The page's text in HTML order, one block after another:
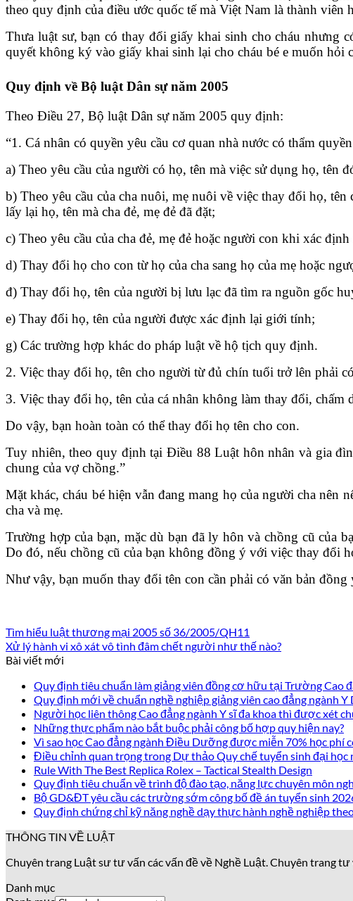
theo quy định của điều ước quốc tế mà Việt Nam là thành viên
Thưa luật sư, bạn có thay đổi giấy khai sinh cho cháu nhưng
quyết không ký vào giấy khai sinh lại cho cháu bé e muốn hỏi
Quy định về Bộ luật Dân sự năm 2005
Theo Điều 27, Bộ luật Dân sự năm 2005 quy định:
“1. Cá nhân có quyền yêu cầu cơ quan nhà nước có thẩm
a) Theo yêu cầu của người có họ, tên mà việc sử dụng họ,
b) Theo yêu cầu của cha nuôi, mẹ nuôi về việc thay đổi họ,
lấy lại họ, tên mà cha đẻ, mẹ đẻ đã đặt;
c) Theo yêu cầu của cha đẻ, mẹ đẻ hoặc người con khi xác định
d) Thay đổi họ cho con từ họ của cha sang họ của mẹ hoặc
đ) Thay đổi họ, tên của người bị lưu lạc đã tìm ra nguồn gốc
e) Thay đổi họ, tên của người được xác định lại giới tính;
g) Các trường hợp khác do pháp luật về hộ tịch quy định.
2. Việc thay đổi họ, tên cho người từ đủ chín tuổi trở lên phải
3. Việc thay đổi họ, tên của cá nhân không làm thay đổi,
Do vậy, bạn hoàn toàn có thể thay đổi họ tên cho con.
Tuy nhiên, theo quy định tại Điều 88 Luật hôn nhân và gia
chung của vợ chồng.”
Mặt khác, cháu bé hiện vẫn đang mang họ của người cha nên
cha và mẹ.
Trường hợp của bạn, mặc dù bạn đã ly hôn và chồng cũ của
Do đó, nếu chồng cũ của bạn không đồng ý với việc thay đổi
Như vậy, bạn muốn thay đổi tên con cần phải có văn bản đồng
Tìm hiểu luật thương mại 2005 số 36/2005/QH11
Xử lý hành vi xô xát vô tình đâm chết người như thế nào?
Bài viết mới
Quy định tiêu chuẩn làm giảng viên đồng cơ hữu tại Trường Cao
Quy định mới về chuẩn nghề nghiệp giảng viên cao đẳng ngành
Người học liên thông Cao đẳng ngành Y sĩ đa khoa thì được xét
Những thực phẩm nào bắt buộc phải công bố hợp quy hiện nay?
Vì sao học Cao đẳng ngành Điều Dưỡng được miễn 70% học
Điều chỉnh quan trọng trong Dự thảo Quy chế tuyển sinh đại học
Rule With The Best Replica Rolex – Tactical Stealth Design
Quy định tiêu chuẩn về trình độ đào tạo, năng lực chuyên môn
Bộ GD&ĐT yêu cầu các trường sớm công bố đề án tuyển sinh
Quy định chứng chỉ kỹ năng nghề dạy thực hành nghề nghiệp
THÔNG TIN VỀ LUẬT
Chuyên trang Luật sư tư vấn các vấn đề về Nghề Luật. Chuyên trang
Danh mục